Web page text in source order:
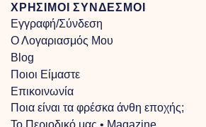
ΧΡΗΣΙΜΟΙ ΣΥΝΔΕΣΜΟΙ
Εγγραφή/Σύνδεση
Ο Λογαριασμός Μου
Blog
Ποιοι Είμαστε
Επικοινωνία
Ποια είναι τα φρέσκα άνθη εποχής;